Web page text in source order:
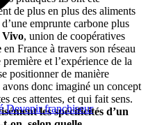
Devenir franchiseur
de plus en plus des aliments
emprunte carbone plus
, union de coopératives
en France à travers son réseau
et l’expérience de la
positionner de manière
donc imaginé un concept
ces attentes, et qui fait sens.
les spécificités d’un